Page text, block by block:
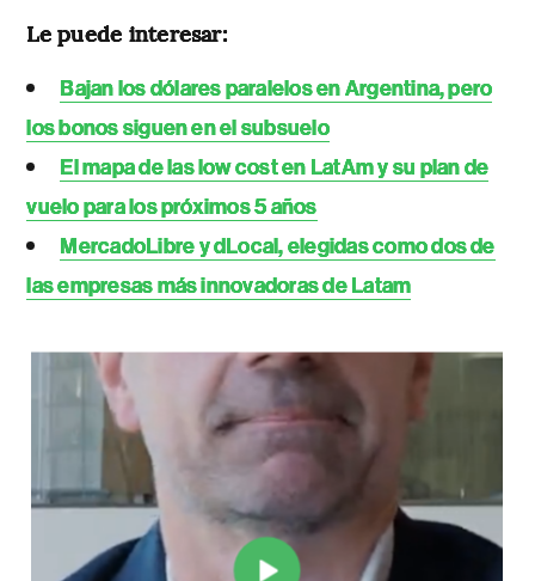
Le puede interesar:
Bajan los dólares paralelos en Argentina, pero
los bonos siguen en el subsuelo
El mapa de las low cost en LatAm y su plan de
vuelo para los próximos 5 años
MercadoLibre y dLocal, elegidas como dos de
las empresas más innovadoras de Latam